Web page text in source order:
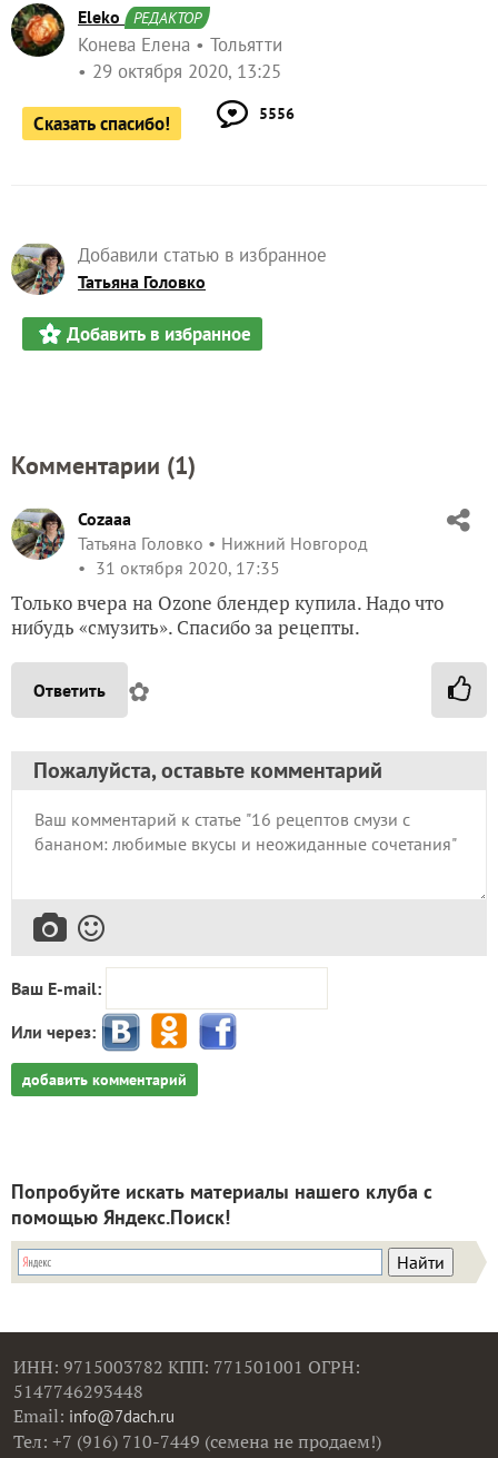
Eleko РЕДАКТОР
Конева Елена
Тольятти
29 октября 2020, 13:25
Сказать спасибо! 5556
Добавили статью в избранное
Татьяна Головко
Добавить в избранное
Комментарии (1)
Cozaaa
Татьяна Головко
Нижний Новгород
31 октября 2020, 17:35
Только вчера на Ozonе блендер купила. Надо что
нибудь «смузить». Спасибо за рецепты.
Ответить ✿
Пожалуйста, оставьте комментарий
Ваш E-mail:
Или через:
добавить комментарий
Попробуйте искать материалы нашего клуба с
помощью Яндекс.Поиск!
ИНН: 9715003782 КПП: 771501001 ОГРН:
5147746293448
Email: info@7dach.ru
Тел: +7 (916) 710-7449 (семена не продаем!)